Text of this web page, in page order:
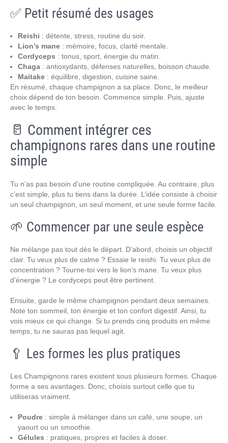
✅ Petit résumé des usages
Reishi : détente, stress, routine du soir.
Lion’s mane : mémoire, focus, clarté mentale.
Cordyceps : tonus, sport, énergie du matin.
Chaga : antioxydants, défenses naturelles, boisson chaude.
Maitake : équilibre, digestion, cuisine saine.
En résumé, chaque champignon a sa place. Donc, le meilleur
choix dépend de ton besoin. Commence simple. Puis, ajuste
avec le temps.
🥛 Comment intégrer ces
champignons rares dans une routine
simple
Tu n’as pas besoin d’une routine compliquée. Au contraire, plus
c’est simple, plus tu tiens dans la durée. L’idée consiste à choisir
un seul champignon, un seul moment, et une seule forme facile.
🌱 Commencer par une seule espèce
Ne mélange pas tout dès le départ. D’abord, choisis un objectif
clair. Tu veux plus de calme ? Essaie le reishi. Tu veux plus de
concentration ? Tourne-toi vers le lion’s mane. Tu veux plus
d’énergie ? Le cordyceps peut être pertinent.
Ensuite, garde le même champignon pendant deux semaines.
Note ton sommeil, ton énergie et ton confort digestif. Ainsi, tu
vois mieux ce qui change. Si tu prends cinq produits en même
temps, tu ne sauras pas lequel agit.
🥄 Les formes les plus pratiques
Les Champignons rares existent sous plusieurs formes. Chaque
forme a ses avantages. Donc, choisis surtout celle que tu
utiliseras vraiment.
Poudre : simple à mélanger dans un café, une soupe, un
yaourt ou un smoothie.
Gélules : pratiques, propres et faciles à doser.